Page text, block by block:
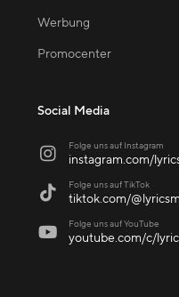
Werbung
Promocenter
Social Media
 Folge uns auf Instagram
instagram.com/
 Folge uns auf TikTok
tiktok.com/
 Folge uns auf YouTube
youtube.com/c/